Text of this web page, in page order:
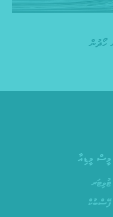
ހޯދުން
މީސް މީޑިއާ
ޓުވިޓަރ
ފޭސްބުކް